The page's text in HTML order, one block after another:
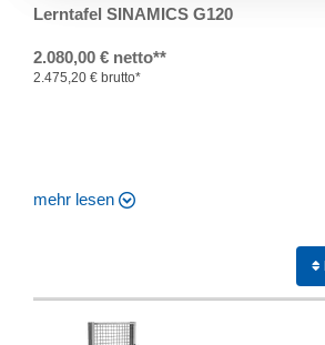
Lerntafel SINAMICS G120
2.080,00 € netto**
2.475,20 € brutto*
mehr lesen